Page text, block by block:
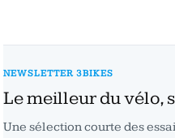
NEWSLETTER 3BIKES
Le meilleur du vélo,
Une sélection courte des